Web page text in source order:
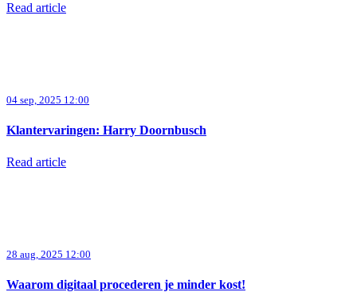
Read article
04 sep, 2025 12:00
Klantervaringen: Harry Doornbusch
Read article
28 aug, 2025 12:00
Waarom digitaal procederen je minder kost!